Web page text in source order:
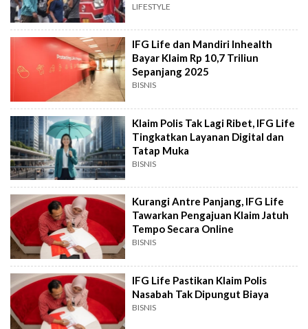
LIFESTYLE
IFG Life dan Mandiri Inhealth
Bayar Klaim Rp 10,7 Triliun
Sepanjang 2025
BISNIS
Klaim Polis Tak Lagi Ribet, IFG Life
Tingkatkan Layanan Digital dan
Tatap Muka
BISNIS
Kurangi Antre Panjang, IFG Life
Tawarkan Pengajuan Klaim Jatuh
Tempo Secara Online
BISNIS
IFG Life Pastikan Klaim Polis
Nasabah Tak Dipungut Biaya
BISNIS